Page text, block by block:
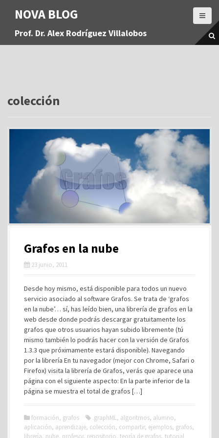
a
NOVA BLOG
Prof. Dr. Alex Rodríguez Villalobos
colección
Grafos en la nube
23 junio, 2011
Desde hoy mismo, está disponible para todos un nuevo
servicio asociado al software Grafos. Se trata de ‘grafos
en la nube’… sí, has leído bien, una librería de grafos en la
web desde donde podrás descargar gratuitamente los
grafos que otros usuarios hayan subido libremente (tú
mismo también lo podrás hacer con la versión de Grafos
1.3.3 que próximamente estará disponible). Navegando
por la librería En tu navegador (mejor con Chrome, Safari o
Firefox) visita la librería de Grafos, verás que aparece una
página con el siguiente aspecto: En la parte inferior de la
página se muestra el total de grafos […]
formación, grafos .graphML, algoritmos, alumno,
aplicación, aprendizaje, colección, compartir, ejemplos, grafos,
librería, nube, profesor, repositorio, teoría de grafos, tutorial